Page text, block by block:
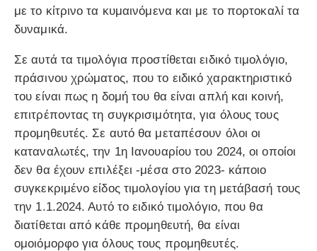
με το κίτρινο τα κυμαινόμενα και με το πορτοκαλί τα
δυναμικά.
Σε αυτά τα τιμολόγια προστίθεται ειδικό τιμολόγιο,
πράσινου χρώματος, που το ειδικό χαρακτηριστικό
του είναι πως η δομή του θα είναι απλή και κοινή,
επιτρέποντας τη συγκρισιμότητα, για όλους τους
προμηθευτές. Σε αυτό θα μεταπέσουν όλοι οι
καταναλωτές, την 1η Ιανουαρίου του 2024, οι οποίοι
δεν θα έχουν επιλέξει -μέσα στο 2023- κάποιο
συγκεκριμένο είδος τιμολογίου για τη μετάβασή τους
την 1.1.2024. Αυτό το ειδικό τιμολόγιο, που θα
διατίθεται από κάθε προμηθευτή, θα είναι
ομοιόμορφο για όλους τους προμηθευτές.